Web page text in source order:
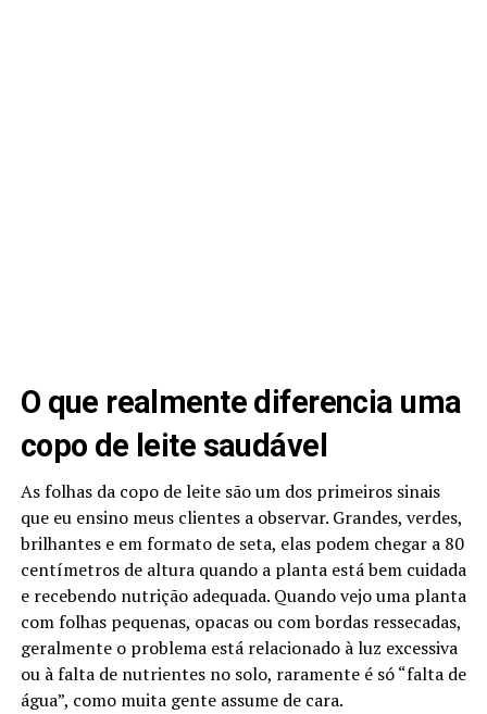
O que realmente diferencia uma
copo de leite saudável
As folhas da copo de leite são um dos primeiros sinais
que eu ensino meus clientes a observar. Grandes, verdes,
brilhantes e em formato de seta, elas podem chegar a 80
centímetros de altura quando a planta está bem cuidada
e recebendo nutrição adequada. Quando vejo uma planta
com folhas pequenas, opacas ou com bordas ressecadas,
geralmente o problema está relacionado à luz excessiva
ou à falta de nutrientes no solo, raramente é só “falta de
água”, como muita gente assume de cara.